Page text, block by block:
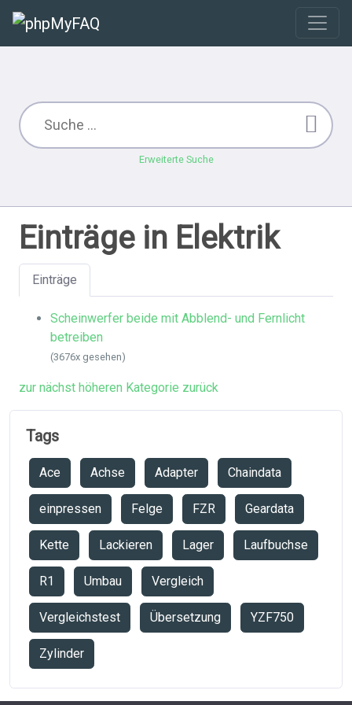
Erweiterte Suche
Einträge in Elektrik
Einträge
Scheinwerfer beide mit Abblend- und Fernlicht
betreiben
(3676x gesehen)
zur nächst höheren Kategorie zurück
Tags
Ace Achse Adapter Chaindata
einpressen Felge FZR Geardata
Kette Lackieren Lager Laufbuchse
R1 Umbau Vergleich
Vergleichstest Übersetzung YZF750
Zylinder